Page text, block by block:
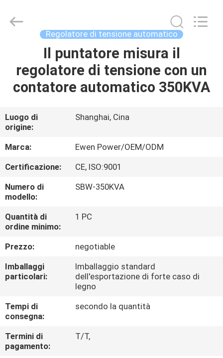
PRODOTTI
VIDEO
SU
DI
NOI
VISITA
ALLA
FABBRICA
CONTROLLO
QUALITÀ
CONTATTACI
Copyright
Reserved.
Regolatore di tensione automatico
Il puntatore misura il
regolatore di tensione con un
contatore automatico 350KVA
Luogo di
origine:
Shanghai, Cina
Marca:
Ewen Power/OEM/ODM
Certificazione:
CE, ISO:9001
Numero di
modello:
SBW-350KVA
Quantità di
ordine minimo:
1 PC
Prezzo:
negotiable
Imballaggi
particolari:
Imballaggio standard
dell'esportazione di forte caso di
legno
Tempi di
consegna:
secondo la quantità
Termini di
pagamento:
T/T,